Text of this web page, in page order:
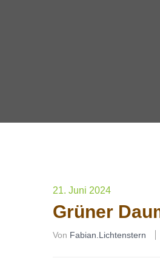
21. Juni 2024
Grüner
Von Fabian.lichtenstern